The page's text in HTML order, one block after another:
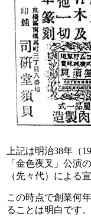
上記は明治38年（
「金色夜叉」公演
（先々代）による
この時点で創業何
ることは明白です。